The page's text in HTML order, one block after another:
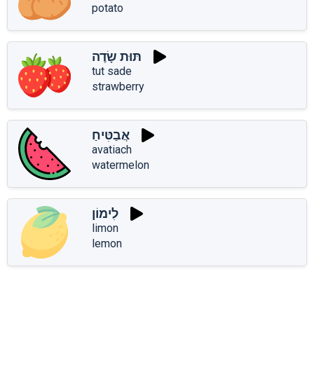
potato
תּוּת שָׂדֶה
tut sade
strawberry
אֲבַטִּיחַ
avatiach
watermelon
לִימוֹן
limon
lemon